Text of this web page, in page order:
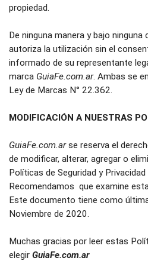
propiedad.
De ninguna manera y bajo ninguna
autoriza la utilización sin el
informado de su representante
marca GuiaFe.com.ar. Ambas se
Ley de Marcas N° 22.362.
MODIFICACIÓN A NUESTRAS
GuiaFe.com.ar se reserva el
de modificar, alterar, agregar o
Políticas de Seguridad y
Recomendamos  que examine
Este documento tiene como
Noviembre de 2020.
Muchas gracias por leer estas
elegir GuiaFe.com.ar